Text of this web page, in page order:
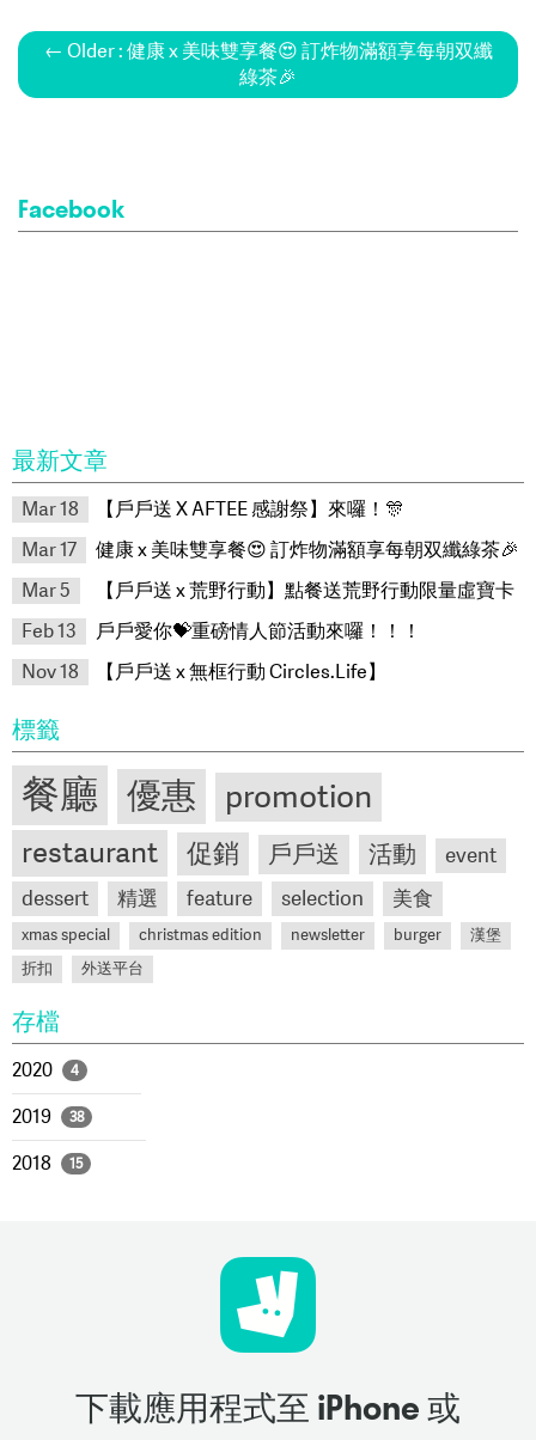
← Older : 健康 x 美味雙享餐😍 訂炸物滿額享每朝双纖
綠茶🎉
Facebook
最新文章
Mar 18
【戶戶送 X AFTEE 感謝祭】來囉！🎊
Mar 17
健康 x 美味雙享餐😍 訂炸物滿額享每朝双纖綠茶🎉
Mar 5
【戶戶送 x 荒野行動】點餐送荒野行動限量虛寶卡
Feb 13
戶戶愛你💝重磅情人節活動來囉！！！
Nov 18
【戶戶送 x 無框行動 Circles.Life】
標籤
餐廳 優惠 promotion
restaurant 促銷 戶戶送 活動
event
dessert
精選 feature selection 美食
xmas special christmas edition newsletter burger
漢堡
折扣
外送平台
存檔
2020 4
2019 38
2018 15
下載應用程式至 iPhone 或